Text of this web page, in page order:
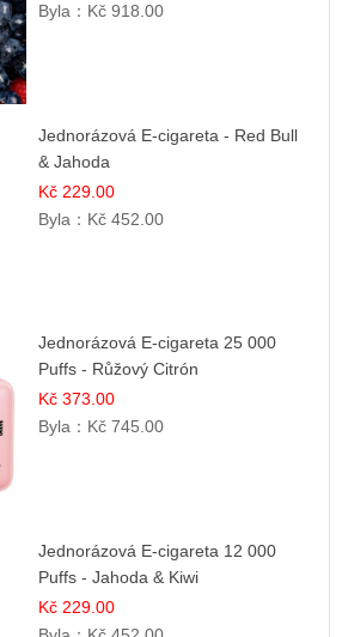
Byla： Kč 918.00
Jednorázová E-cigareta - Red Bull
& Jahoda
Kč 229.00
Byla： Kč 452.00
Jednorázová E-cigareta 25 000
Puffs - Růžový Citrón
Kč 373.00
Byla： Kč 745.00
Jednorázová E-cigareta 12 000
Puffs - Jahoda & Kiwi
Kč 229.00